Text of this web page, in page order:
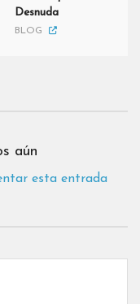
Desnuda
BLOG
aún
esta entrada